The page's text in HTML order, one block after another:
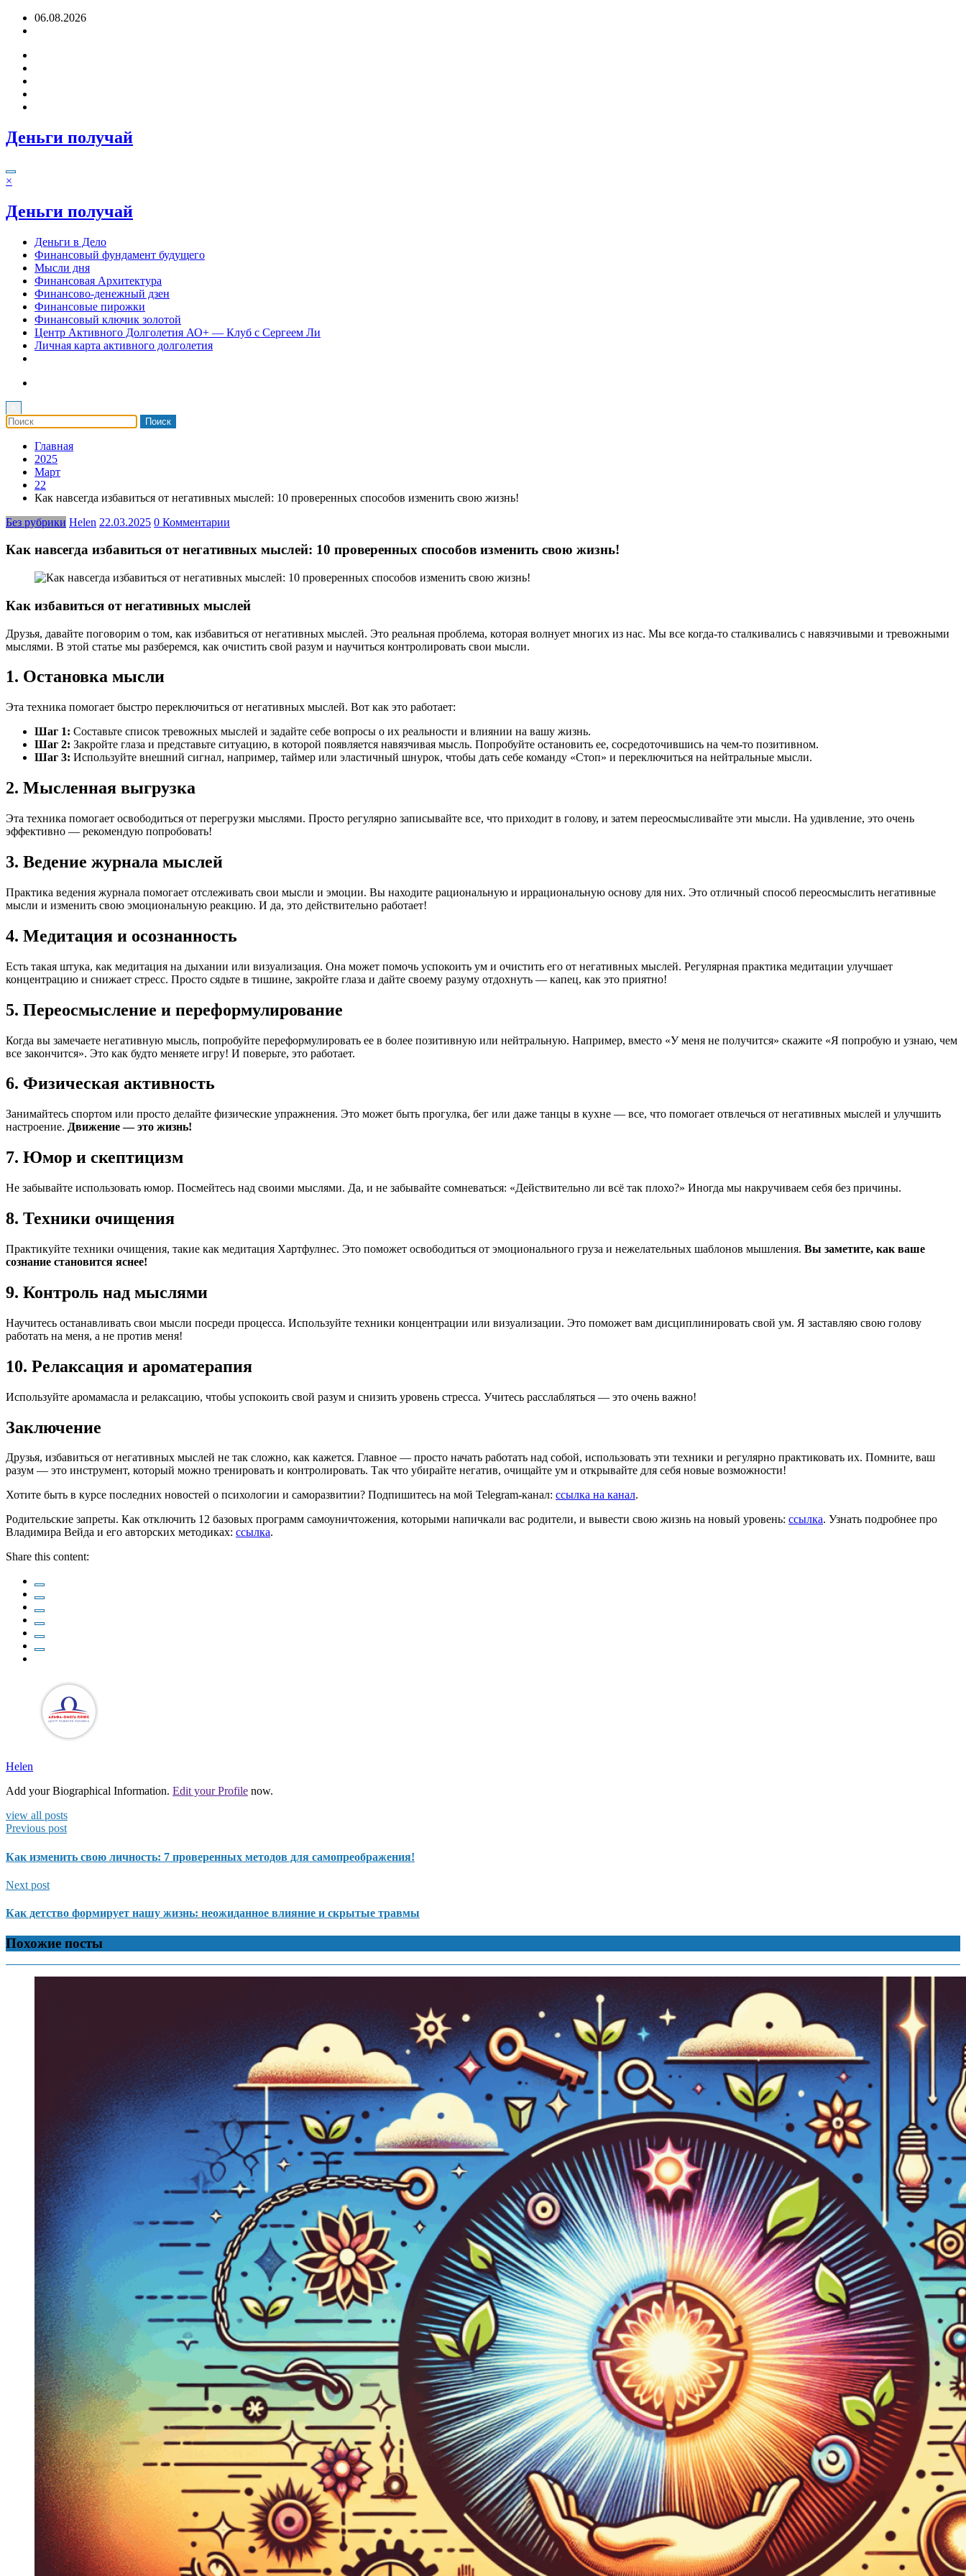
Перейти06.08.2026
Деньги получай
×
Деньги получай
Деньги в Дело
Финансовый фундамент будущего
Мысли дня
Финансовая Архитектура
Финансово-денежный дзен
Финансовые пирожки
Финансовый ключик золотой
Центр Активного Долголетия АО+ — Клуб с Сергеем Ли
Личная карта активного долголетия
Главная
2025
Март
22
Как навсегда избавиться от негативных мыслей: 10 проверенных способов изменить свою жизнь!
Без рубрики Helen 22.03.2025 0 Комментарии
Как навсегда избавиться от негативных мыслей: 10 проверенных способов изменить свою жизнь!
Как избавиться от негативных мыслей
Друзья, давайте поговорим о том, как избавиться от негативных мыслей. Это реальная проблема, которая волнует многих из нас. Мы все когда-то сталкивались с навязчивыми и тревожными
мыслями. В этой статье мы разберемся, как очистить свой разум и научиться контролировать свои мысли.
1. Остановка мысли
Эта техника помогает быстро переключиться от негативных мыслей. Вот как это работает:
Шаг 1: Составьте список тревожных мыслей и задайте себе вопросы о их реальности и влиянии на вашу жизнь.
Шаг 2: Закройте глаза и представьте ситуацию, в которой появляется навязчивая мысль. Попробуйте остановить ее, сосредоточившись на чем-то позитивном.
Шаг 3: Используйте внешний сигнал, например, таймер или эластичный шнурок, чтобы дать себе команду «Стоп» и переключиться на нейтральные мысли.
2. Мысленная выгрузка
Эта техника помогает освободиться от перегрузки мыслями. Просто регулярно записывайте все, что приходит в голову, и затем переосмысливайте эти мысли. На удивление, это очень
эффективно — рекомендую попробовать!
3. Ведение журнала мыслей
Практика ведения журнала помогает отслеживать свои мысли и эмоции. Вы находите рациональную и иррациональную основу для них. Это отличный способ переосмыслить негативные
мысли и изменить свою эмоциональную реакцию. И да, это действительно работает!
4. Медитация и осознанность
Есть такая штука, как медитация на дыхании или визуализация. Она может помочь успокоить ум и очистить его от негативных мыслей. Регулярная практика медитации улучшает
концентрацию и снижает стресс. Просто сядьте в тишине, закройте глаза и дайте своему разуму отдохнуть — капец, как это приятно!
5. Переосмысление и переформулирование
Когда вы замечаете негативную мысль, попробуйте переформулировать ее в более позитивную или нейтральную. Например, вместо «У меня не получится» скажите «Я попробую и узнаю, чем
все закончится». Это как будто меняете игру! И поверьте, это работает.
6. Физическая активность
Занимайтесь спортом или просто делайте физические упражнения. Это может быть прогулка, бег или даже танцы в кухне — все, что помогает отвлечься от негативных мыслей и улучшить
настроение. Движение — это жизнь!
7. Юмор и скептицизм
Не забывайте использовать юмор. Посмейтесь над своими мыслями. Да, и не забывайте сомневаться: «Действительно ли всё так плохо?» Иногда мы накручиваем себя без причины.
8. Техники очищения
Практикуйте техники очищения, такие как медитация Хартфулнес. Это поможет освободиться от эмоционального груза и нежелательных шаблонов мышления. Вы заметите, как ваше
сознание становится яснее!
9. Контроль над мыслями
Научитесь останавливать свои мысли посреди процесса. Используйте техники концентрации или визуализации. Это поможет вам дисциплинировать свой ум. Я заставляю свою голову
работать на меня, а не против меня!
10. Релаксация и ароматерапия
Используйте аромамасла и релаксацию, чтобы успокоить свой разум и снизить уровень стресса. Учитесь расслабляться — это очень важно!
Заключение
Друзья, избавиться от негативных мыслей не так сложно, как кажется. Главное — просто начать работать над собой, использовать эти техники и регулярно практиковать их. Помните, ваш
разум — это инструмент, который можно тренировать и контролировать. Так что убирайте негатив, очищайте ум и открывайте для себя новые возможности!
Хотите быть в курсе последних новостей о психологии и саморазвитии? Подпишитесь на мой Telegram-канал: ссылка на канал.
Родительские запреты. Как отключить 12 базовых программ самоуничтожения, которыми напичкали вас родители, и вывести свою жизнь на новый уровень: ссылка. Узнать подробнее про
Владимира Вейда и его авторских методиках: ссылка.
Share this content:
Helen
Add your Biographical Information. Edit your Profile now.
view all posts
Previous post
Как изменить свою личность: 7 проверенных методов для самопреображения!
Next post
Как детство формирует нашу жизнь: неожиданное влияние и скрытые травмы
Похожие посты